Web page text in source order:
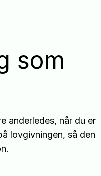
som
anderledes, når du er
lovgivningen, så den